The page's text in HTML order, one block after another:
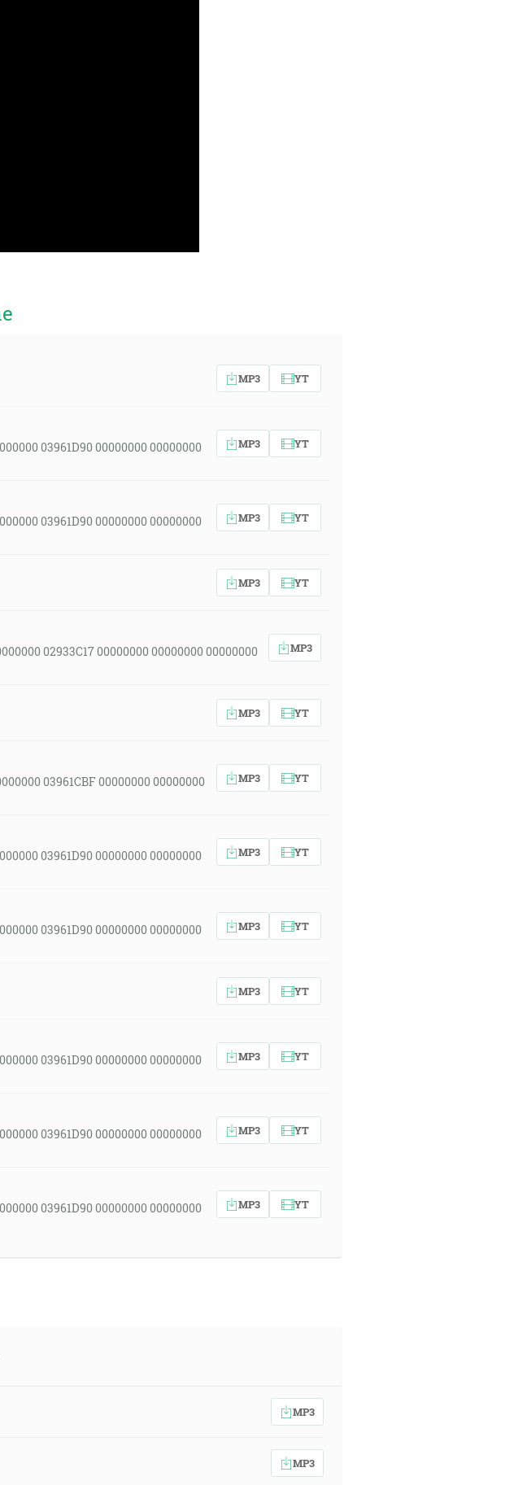
MP3 YT
03961D90 00000000 00000000
MP3 YT
03961D90 00000000 00000000
MP3 YT
MP3 YT
02933C17 00000000 00000000 00000000
MP3
MP3 YT
03961CBF 00000000 00000000
MP3 YT
03961D90 00000000 00000000
MP3 YT
03961D90 00000000 00000000
MP3 YT
MP3 YT
03961D90 00000000 00000000
MP3 YT
03961D90 00000000 00000000
MP3 YT
03961D90 00000000 00000000
MP3 YT
MP3
MP3